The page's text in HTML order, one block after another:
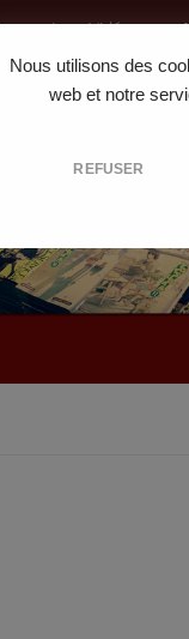
Nous utilisons des
web et notre
REFUSER
Jeux Vidéo